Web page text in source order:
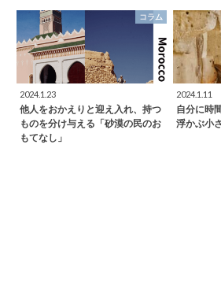
コラム
2024.1.23
他人をおかえりと迎え入れ、持つ
ものを分け与える「砂漠の民のお
もてなし」
2024.1.11
自分に時
浮かぶ小